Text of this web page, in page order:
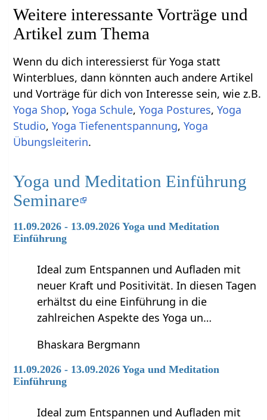
Weitere interessante Vorträge und
Artikel zum Thema
Wenn du dich interessierst für Yoga statt
Winterblues, dann könnten auch andere Artikel
und Vorträge für dich von Interesse sein, wie z.B.
Yoga Shop,Yoga Schule,Yoga Postures,Yoga
Studio,Yoga Tiefenentspannung,Yoga
Übungsleiterin.
Yoga und Meditation Einführung
Seminare
11.09.2026 - 13.09.2026 Yoga und Meditation
Einführung
Ideal zum Entspannen und Aufladen mit
neuer Kraft und Positivität. In diesen Tagen
erhältst du eine Einführung in die
zahlreichen Aspekte des Yoga un…
Bhaskara Bergmann
11.09.2026 - 13.09.2026 Yoga und Meditation
Einführung
Ideal zum Entspannen und Aufladen mit